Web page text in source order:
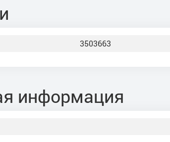
3503663
информация